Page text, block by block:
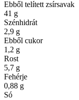
Ebből telített zsírsavak
41 g
Szénhidrát
2,9 g
Ebből cukor
1,2 g
Rost
5,7 g
Fehérje
0,88 g
Só